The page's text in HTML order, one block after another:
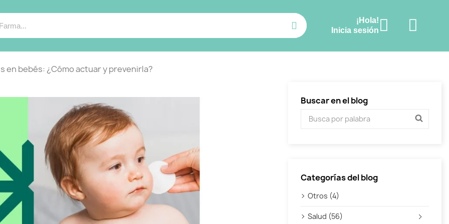
¡Hola!
Inicia sesión
en bebés: ¿Cómo actuar y prevenirla?
Buscar en el blog
Categorías del blog
Otros (4)
Salud (56)